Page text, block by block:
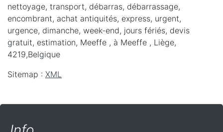
nettoyage, transport, débarras, débarrassage,
encombrant, achat antiquités, express, urgent,
urgence, dimanche, week-end, jours fériés, devis
gratuit, estimation, Meeffe , à Meeffe , Liège,
4219,Belgique
Sitemap : XML